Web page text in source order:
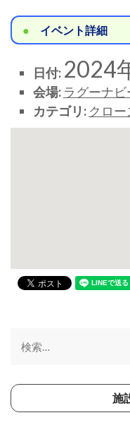
押
す)
イベント詳細
日付: 2024
会場: ラグーナビ
カテゴリ: クロー
検
施